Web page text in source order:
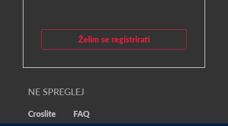
Želim se registrirati
NE SPREGLEJ
Croslite FAQ